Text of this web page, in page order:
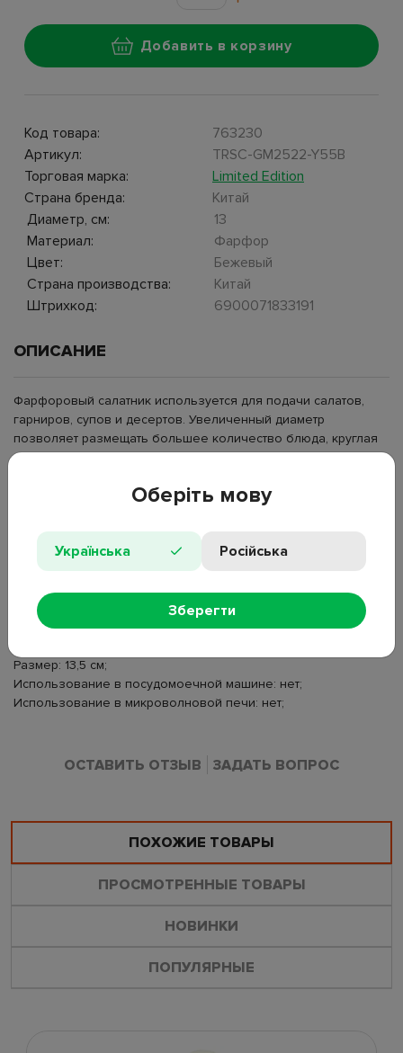
Добавить в корзину
Код товара:
763230
Артикул:
TRSC-GM2522-Y55B
Торговая марка:
Limited Edition
Страна бренда:
Китай
Диаметр, см:
13
Материал:
Фарфор
Цвет:
Бежевый
Страна производства:
Китай
Штрихкод:
6900071833191
ОПИСАНИЕ
Фарфоровый салатник используется для подачи салатов,
гарниров, супов и десертов. Увеличенный диаметр
позволяет размещать большее количество блюда, круглая
форма упрощает подачу и перемешивание. Гладкая
при регулярном использовании. Нейтральный оттенок
посудой.
Тип: салатник;
Бренд: Limited Edition;
Серия: Aria Gold;
Материал: фарфор;
Размер: 13,5 см;
Использование в посудомоечной машине: нет;
Использование в микроволновой печи: нет;
ОСТАВИТЬ ОТЗЫВ ЗАДАТЬ ВОПРОС
ПОХОЖИЕ ТОВАРЫ
ПРОСМОТРЕННЫЕ ТОВАРЫ
НОВИНКИ
ПОПУЛЯРНЫЕ
Оберіть мову
Українська Російська
Зберегти